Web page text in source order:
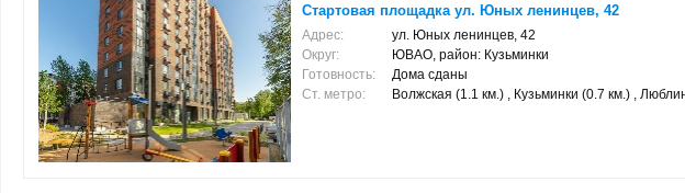
Стартовая площадка ул. Юных ленинцев, 42
Адрес:
ул. Юных ленинцев, 42
Округ:
ЮВАО, район: Кузьминки
Готовность:
Дома сданы
Ст. метро:
Волжская (1.1 км.) , Кузьминки (0.7 км.) ,